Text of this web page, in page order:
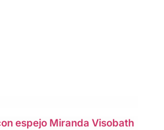
espejo Miranda Visobath